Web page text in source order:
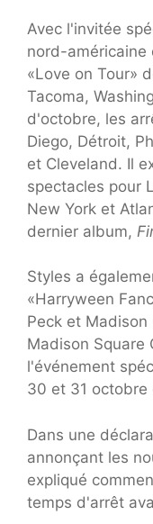
Avec l'invitée
nord-américaine
«Love on Tour»
Tacoma,
d'octobre, les
Diego, Détroit,
et Cleveland. Il
spectacles pour
New York et
dernier album,
Styles a
«Harryween
Peck et Madison
Madison Square
l'événement
30 et 31 octobre
Dans une
annonçant les
expliqué
temps d'arrêt